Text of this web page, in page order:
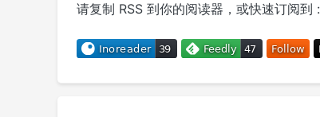
请复制 RSS 到你的阅读器，或快速订阅到 :